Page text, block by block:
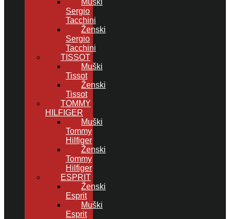
Muški
Sergio
Tacchini
Ženski
Sergio
Tacchini
TISSOT
Muški
Tissot
Ženski
Tissot
TOMMY
HILFIGER
Muški
Tommy
Hilfiger
Ženski
Tommy
Hilfiger
ESPRIT
Ženski
Esprit
Muški
Esprit